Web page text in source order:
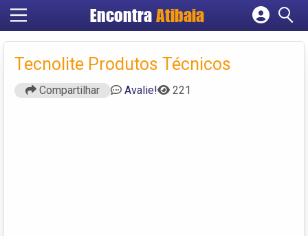
Encontra Atibaia
Cadastrar empresa
Criar conta
Tecnolite Produtos Técnicos
Compartilhar Avalie! 221